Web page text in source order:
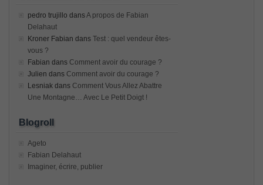
pedro trujillo dansA propos de Fabian
Delahaut
Kroner Fabian dans Test : quel vendeur êtes-
vous ?
Fabian dans Comment avoir du courage ?
Julien dans Comment avoir du courage ?
Lesniak dans Comment Vous Allez Abattre
Une Montagne… Avec Le Petit Doigt !
Blogroll
Ageto
Fabian Delahaut
Imaginer, écrire, publier